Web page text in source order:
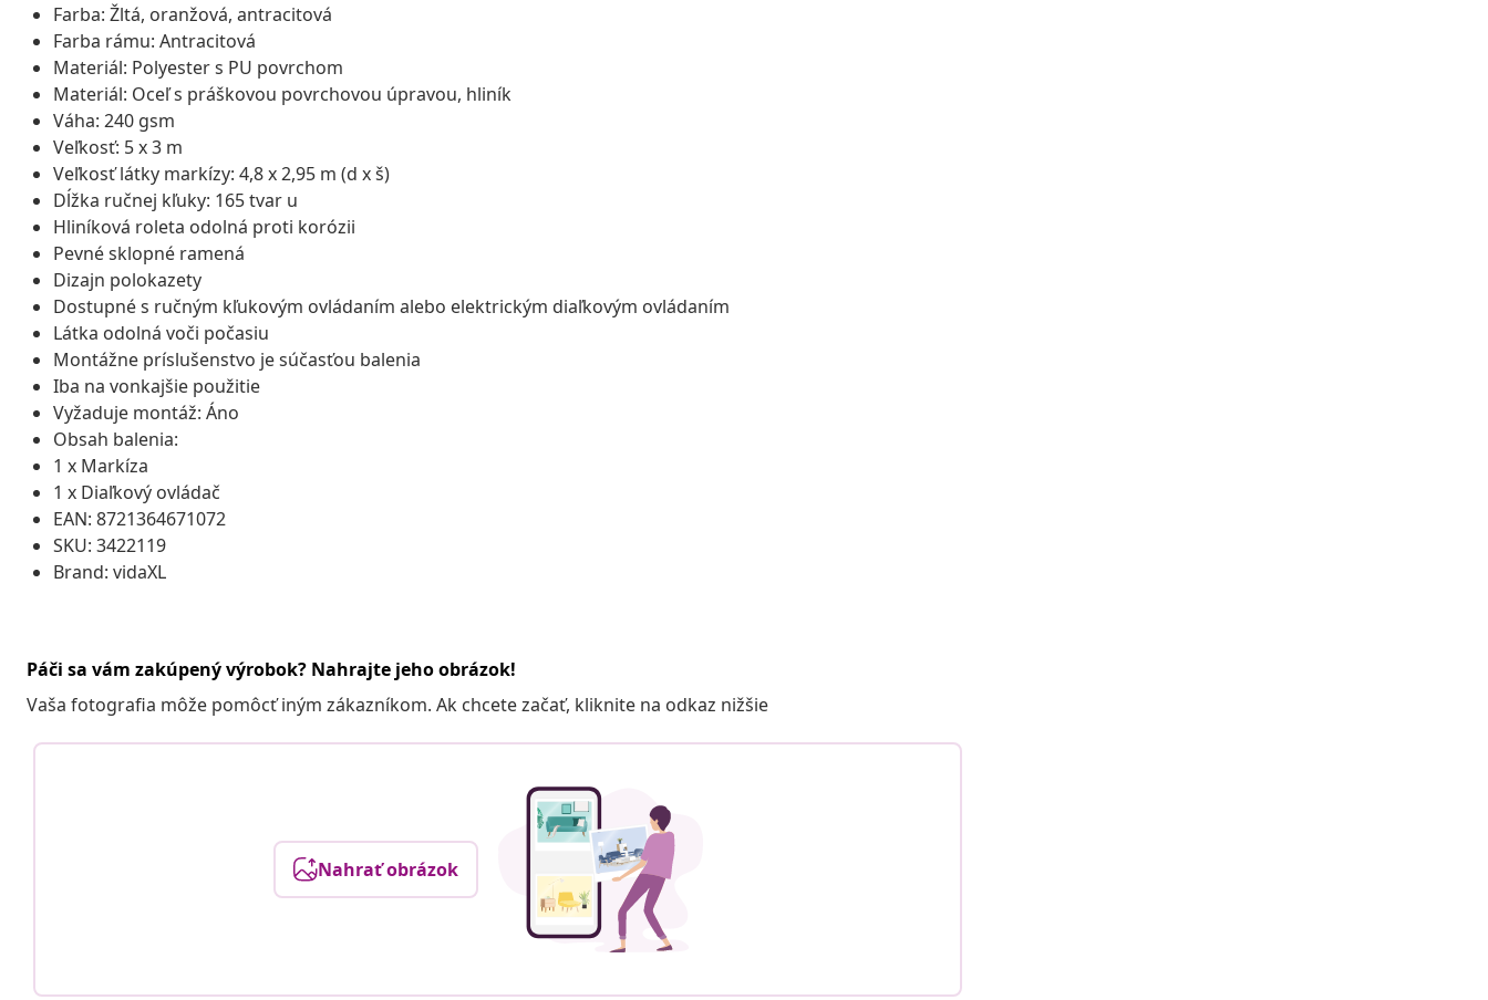
Farba: Žltá, oranžová, antracitová
Farba rámu: Antracitová
Materiál: Polyester s PU povrchom
Materiál: Oceľ s práškovou povrchovou úpravou, hliník
Váha: 240 gsm
Veľkosť: 5 x 3 m
Veľkosť látky markízy: 4,8 x 2,95 m (d x š)
Dĺžka ručnej kľuky: 165 tvar u
Hliníková roleta odolná proti korózii
Pevné sklopné ramená
Dizajn polokazety
Dostupné s ručným kľukovým ovládaním alebo elektrickým diaľkovým ovládaním
Látka odolná voči počasiu
Montážne príslušenstvo je súčasťou balenia
Iba na vonkajšie použitie
Vyžaduje montáž: Áno
Obsah balenia:
1 x Markíza
1 x Diaľkový ovládač
EAN: 8721364671072
SKU: 3422119
Brand: vidaXL
Páči sa vám zakúpený výrobok? Nahrajte jeho obrázok!
Vaša fotografia môže pomôcť iným zákazníkom. Ak chcete začať, kliknite na odkaz nižšie
Nahrať obrázok